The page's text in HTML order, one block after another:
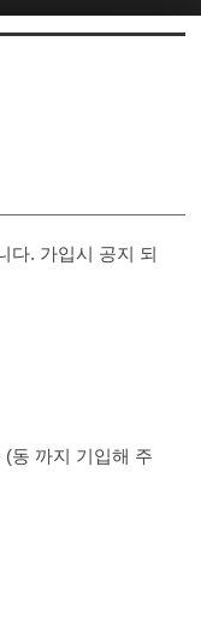
다. 가입시 공지 되
동 까지 기입해 주
5